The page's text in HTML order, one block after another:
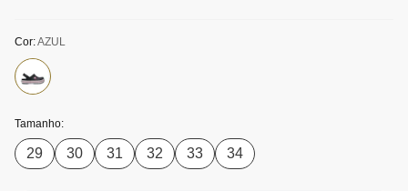
Cor:AZUL
Tamanho:
29 30 31 32 33 34